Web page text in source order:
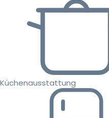
Küchenausstattung